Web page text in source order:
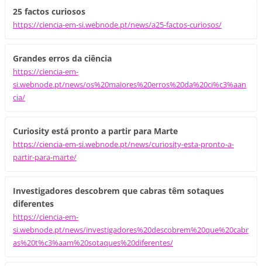
25 factos curiosos
https://ciencia-em-si.webnode.pt/news/a25-factos-curiosos/
Grandes erros da ciência
https://ciencia-em-
si.webnode.pt/news/os%20maiores%20erros%20da%20ci%c3%aan
cia/
Curiosity está pronto a partir para Marte
https://ciencia-em-si.webnode.pt/news/curiosity-esta-pronto-a-
partir-para-marte/
Investigadores descobrem que cabras têm sotaques
diferentes
https://ciencia-em-
si.webnode.pt/news/investigadores%20descobrem%20que%20cabr
as%20t%c3%aam%20sotaques%20diferentes/